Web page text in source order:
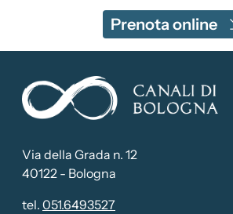
Prenota online
Via della Grada n. 12
40122 - Bologna
tel. 051.6493527